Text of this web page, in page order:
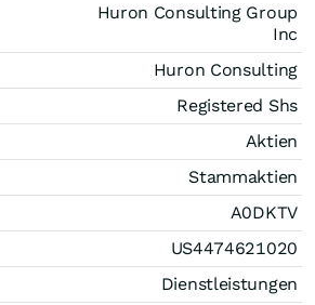
Huron Consulting Group
Inc
Huron Consulting
Registered Shs
Aktien
Stammaktien
A0DKTV
US4474621020
Dienstleistungen